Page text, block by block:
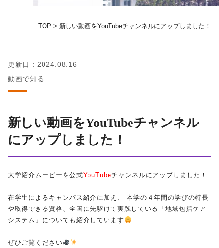
地域の方へ
証明書発行手続き
同窓会
資料請求
プライバシーポリシー
TOP > 新しい動画をYouTubeチャンネルにアップしました！
更新日：2024.08.16
動画で知る
新しい動画をYouTubeチャンネル
にアップしました！
大学紹介ムービーを公式YouTubeチャンネルにアップしました！
在学生によるキャンパス紹介に加え、 本学の４年間の学びの特長
や取得できる資格、全国に先駆けて実践している「地域包括ケア
システム」についても紹介しています
ぜひご覧ください